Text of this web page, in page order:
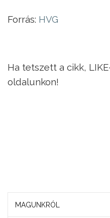
Forrás: HVG
Ha tetszett a cikk,
oldalunkon!
MAGUNKRÓL